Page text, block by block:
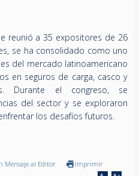
reunió a 35 expositores de 26
se ha consolidado como uno
del mercado latinoamericano
en seguros de carga, casco y
Durante el congreso, se
del sector y se exploraron
los desafíos futuros.
Mensaje al Editor Imprimir